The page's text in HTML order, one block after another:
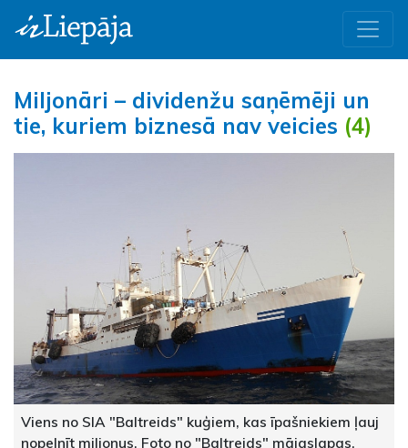
Miljonāri – dividenžu saņēmēji un
tie, kuriem biznesā nav veicies (4)
Viens no SIA "Baltreids" kuģiem, kas īpašniekiem ļauj
nopelnīt miljonus. Foto no "Baltreids" mājaslapas.